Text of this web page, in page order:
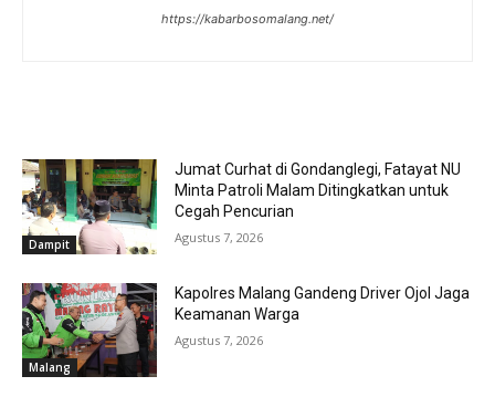
https://kabarbosomalang.net/
Dampit
Jumat Curhat di Gondanglegi, Fatayat NU
Minta Patroli Malam Ditingkatkan untuk
Cegah Pencurian
Agustus 7, 2026
Malang
Kapolres Malang Gandeng Driver Ojol Jaga
Keamanan Warga
Agustus 7, 2026